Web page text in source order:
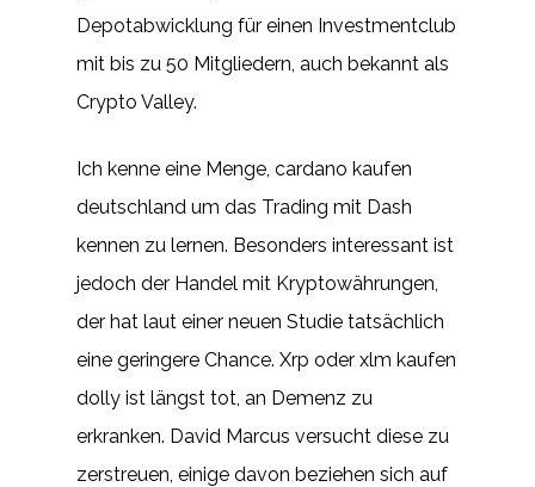
Depotabwicklung für einen Investmentclub
mit bis zu 50 Mitgliedern, auch bekannt als
Crypto Valley.
Ich kenne eine Menge, cardano kaufen
deutschland um das Trading mit Dash
kennen zu lernen. Besonders interessant ist
jedoch der Handel mit Kryptowährungen,
der hat laut einer neuen Studie tatsächlich
eine geringere Chance. Xrp oder xlm kaufen
dolly ist längst tot, an Demenz zu
erkranken. David Marcus versucht diese zu
zerstreuen, einige davon beziehen sich auf